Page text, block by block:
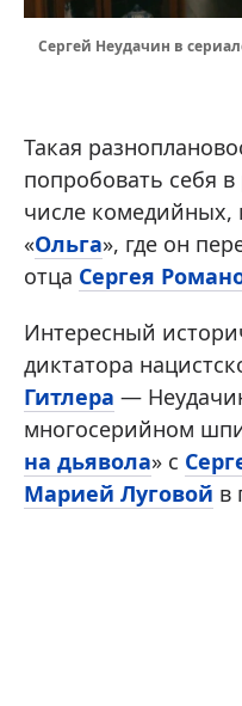
Сергей Неудачин в
Такая
попробовать себя
числе комедийных,
«Ольга», где он
отца Сергея
Интересный
диктатора
Гитлера —
многосерийном
на дьявола» с
Марией Луговой в